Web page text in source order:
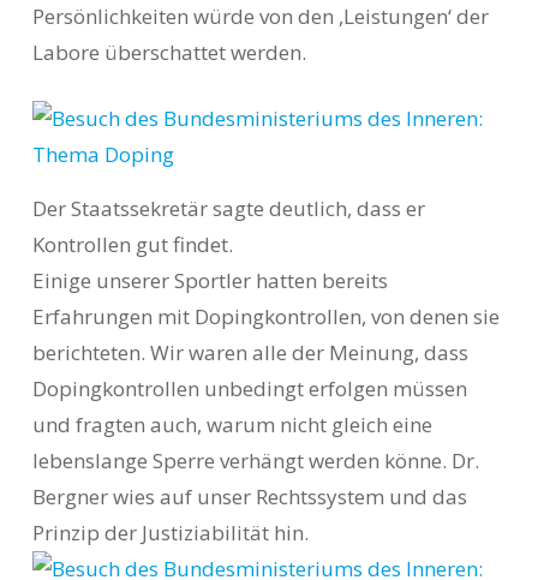
Persönlichkeiten würde von den ,Leistungen‘ der
Labore überschattet werden.
Der Staatssekretär sagte deutlich, dass er
Kontrollen gut findet.
Einige unserer Sportler hatten bereits
Erfahrungen mit Dopingkontrollen, von denen sie
berichteten. Wir waren alle der Meinung, dass
Dopingkontrollen unbedingt erfolgen müssen
und fragten auch, warum nicht gleich eine
lebenslange Sperre verhängt werden könne. Dr.
Bergner wies auf unser Rechtssystem und das
Prinzip der Justiziabilität hin.